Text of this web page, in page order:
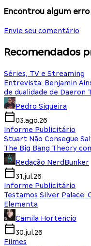
Encontrou algum
Envie seu comentário
Recomendados
Séries, TV e Streaming
Entrevista: Benjamin
de dualidade de Daeron
Pedro Siqueira
03.ago.26
Informe Publicitário
Stuart Não Consegue
The Big Bang Theory
Redação NerdBunker
31.jul.26
Informe Publicitário
Testamos Silver Palace:
Elementa
Camila Hortencio
30.jul.26
Filmes